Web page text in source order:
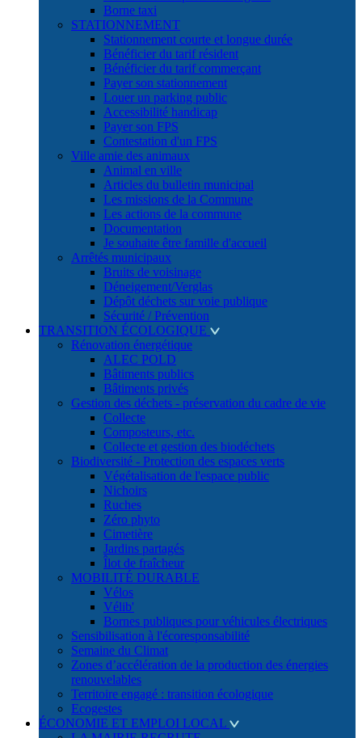
Borne taxi
STATIONNEMENT
Stationnement courte et longue durée
Bénéficier du tarif résident
Bénéficier du tarif commerçant
Payer son stationnement
Louer un parking public
Accessibilité handicap
Payer son FPS
Contestation d'un FPS
Ville amie des animaux
Animal en ville
Articles du bulletin municipal
Les missions de la Commune
Les actions de la commune
Documentation
Je souhaite être famille d'accueil
Arrêtés municipaux
Bruits de voisinage
Déneigement/Verglas
Dépôt déchets sur voie publique
Sécurité / Prévention
TRANSITION ÉCOLOGIQUE
Rénovation énergétique
ALEC POLD
Bâtiments publics
Bâtiments privés
Gestion des déchets - préservation du cadre de vie
Collecte
Composteurs, etc.
Collecte et gestion des biodéchets
Biodiversité - Protection des espaces verts
Végétalisation de l'espace public
Nichoirs
Ruches
Zéro phyto
Cimetière
Jardins partagés
Îlot de fraîcheur
MOBILITÉ DURABLE
Vélos
Vélib'
Bornes publiques pour véhicules électriques
Sensibilisation à l'écoresponsabilité
Semaine du Climat
Zones d’accélération de la production des énergies
renouvelables
Territoire engagé : transition écologique
Ecogestes
ÉCONOMIE ET EMPLOI LOCAL